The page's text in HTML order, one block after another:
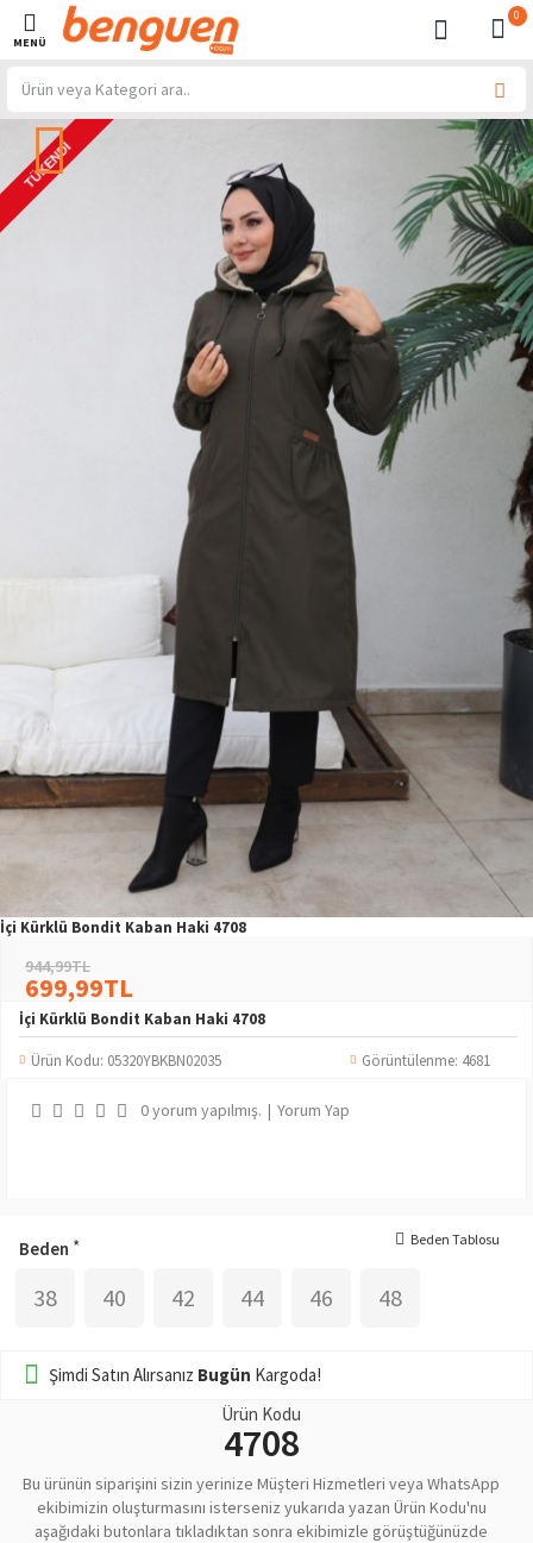
0
TÜKENDI
İçi Kürklü Bondit Kaban Haki 4708
İçi Kürklü Bondit Kaban Haki 4708
Ürün Kodu: 05320YBKBN02035 Görüntülenme: 4681
0 yorum yapılmış. | Yorum Yap
699,99TL
944,99TL
Beden
38 40 42 44 46 48
Beden Tablosu
Şimdi Satın Alırsanız Bugün Kargoda!
Ürün Kodu
4708
Bu ürünün siparişini sizin yerinize Müşteri Hizmetleri veya WhatsApp
ekibimizin oluşturmasını isterseniz yukarıda yazan Ürün Kodu'nu
aşağıdaki butonlara tıkladıktan sonra ekibimizle görüştüğünüzde